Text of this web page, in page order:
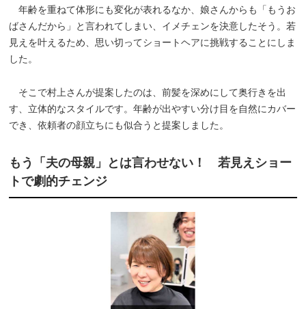
年齢を重ねて体形にも変化が表れるなか、娘さんからも「もうお
ばさんだから」と言われてしまい、イメチェンを決意したそう。若
見えを叶えるため、思い切ってショートヘアに挑戦することにしま
した。
そこで村上さんが提案したのは、前髪を深めにして奥行きを出
す、立体的なスタイルです。年齢が出やすい分け目を自然にカバー
でき、依頼者の顔立ちにも似合うと提案しました。
もう「夫の母親」とは言わせない！ 若見えショー
トで劇的チェンジ